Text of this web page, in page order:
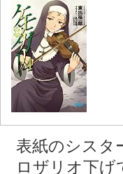
表紙のシスタ
ロザリオ下げ